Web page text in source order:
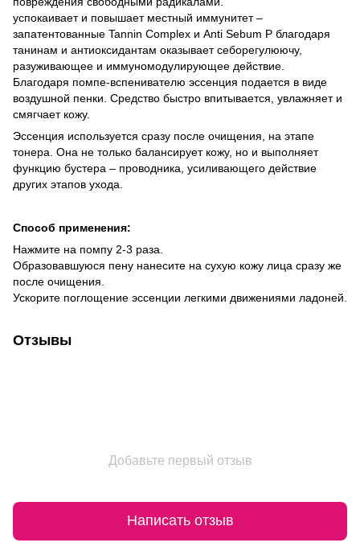
успокаивает и повышает местный иммунитет –
запатентованные Tannin Complex и Anti Sebum P благодаря
танинам и антиоксидантам оказывает себорегулюючу,
разуживающее и иммуномодулирующее действие.
Благодаря помпе-вспенивателю эссенция подается в виде
воздушной пенки. Средство быстро впитывается, увлажняет и
смягчает кожу.
Эссенция используется сразу после очищения, на этапе
тонера. Она не только балансирует кожу, но и выполняет
функцию бустера – проводника, усиливающего действие
других этапов ухода.
Способ применения:
Нажмите на помпу 2-3 раза.
Образовавшуюся пену нанесите на сухую кожу лица сразу же
после очищения.
Ускорите поглощение эссенции легкими движениями ладоней.
Отзывы
Добавьте первый отзыв
Написать отзыв